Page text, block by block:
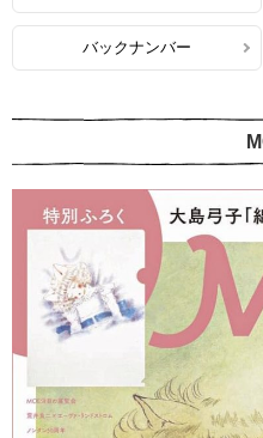
バックナンバー